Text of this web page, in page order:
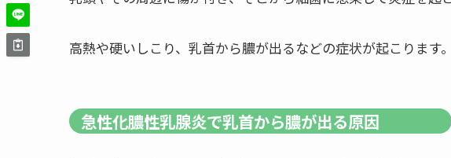
高熱や硬いしこり、乳首から膿が出るなどの症状が起こります。
急性化膿性乳腺炎で乳首から膿が出る原因